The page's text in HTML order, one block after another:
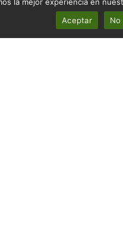
Aceptar
No